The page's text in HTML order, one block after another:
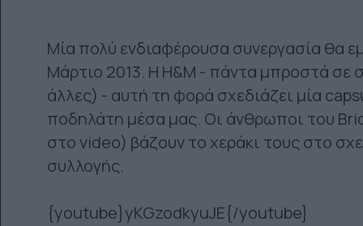
Μία πολύ ενδιαφέρουσα συνεργασία θα
Μάρτιο 2013. Η H&M - πάντα μπροστά σε
άλλες) - αυτή τη φορά σχεδιάζει μία
ποδηλάτη μέσα μας. Οι άνθρωποι του
στο video) βάζουν το χεράκι τους στο
συλλογής.
{youtube}yKGzodkyuJE{/youtube}